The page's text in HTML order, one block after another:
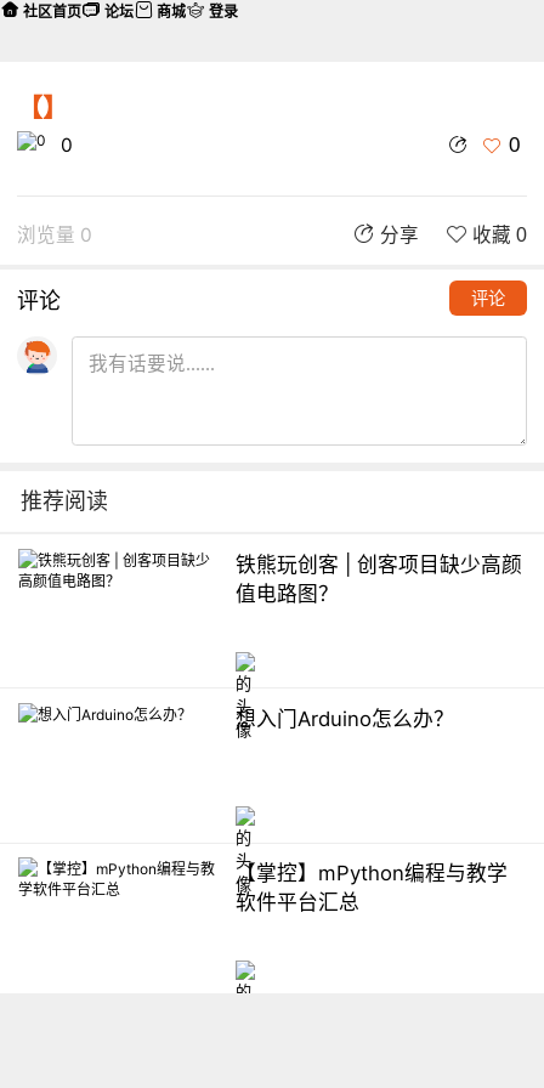
【】
0 0
浏览量 0 分享 收藏 0
评论 评论
推荐阅读
铁熊玩创客 | 创客项目缺少高颜
值电路图？
想入门Arduino怎么办？
【掌控】mPython编程与教学
软件平台汇总
社区首页 论坛 商城 登录